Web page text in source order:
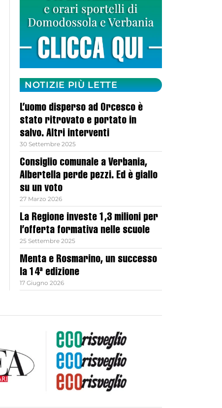
NOTIZIE PIÙ LETTE
L’uomo disperso ad Orcesco è
stato ritrovato e portato in
salvo. Altri interventi
30 Settembre 2025
Consiglio comunale a Verbania,
Albertella perde pezzi. Ed è giallo
su un voto
27 Marzo 2026
La Regione investe 1,3 milioni per
l’offerta formativa nelle scuole
25 Settembre 2025
Menta e Rosmarino, un successo
la 14ª edizione
17 Giugno 2026